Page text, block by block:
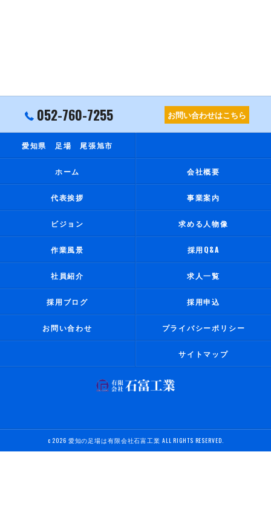
052-760-7255 お問い合わせはこちら
愛知県 足場 尾張旭市
ホーム 会社概要
代表挨拶 事業案内
ビジョン 求める人物像
作業風景 採用Q&A
社員紹介 求人一覧
採用ブログ 採用申込
お問い合わせ プライバシーポリシー
サイトマップ
c 2026 愛知の足場は有限会社石富工業 ALL RIGHTS RESERVED.